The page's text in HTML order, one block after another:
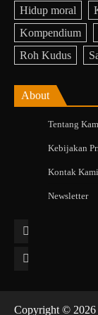
Hidup moral
Kompendium
Roh Kudus
About
Tentang
Kebijakan
Kontak Kami
Newsletter
Copyright © 2026